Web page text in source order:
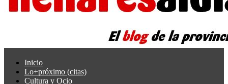
Inicio
Lo+próximo (citas)
Cultura y Ocio